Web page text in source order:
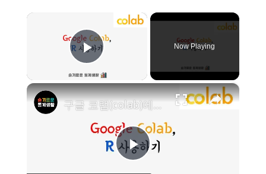
×
Play Video
Now Playing
×
P
구글 코랩(colab)에서 R 프로그래밍 하기